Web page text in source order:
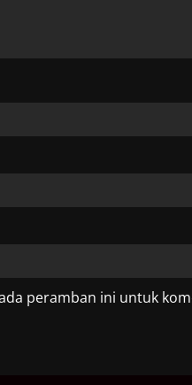
peramban ini untuk